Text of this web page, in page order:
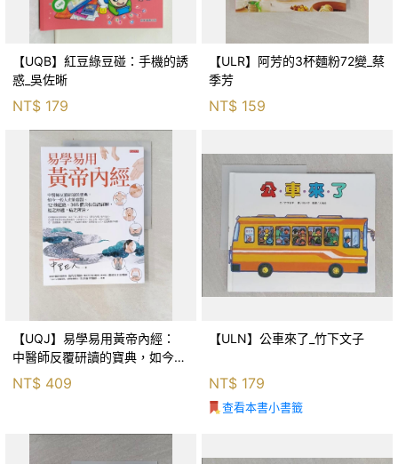
【UQB】紅豆綠豆碰：手機的誘
惑_吳佐晰
NT$ 179
【ULR】阿芳的3杯麵粉72變_蔡
季芳
NT$ 159
【UQJ】易學易用黃帝內經：
中醫師反覆研讀的寶典，如今一
般人也能實踐。12條經絡、365
個穴位白話詳解，經之所過，病
NT$ 409
【ULN】公車來了_竹下文子
NT$ 179
查看本書小書籤